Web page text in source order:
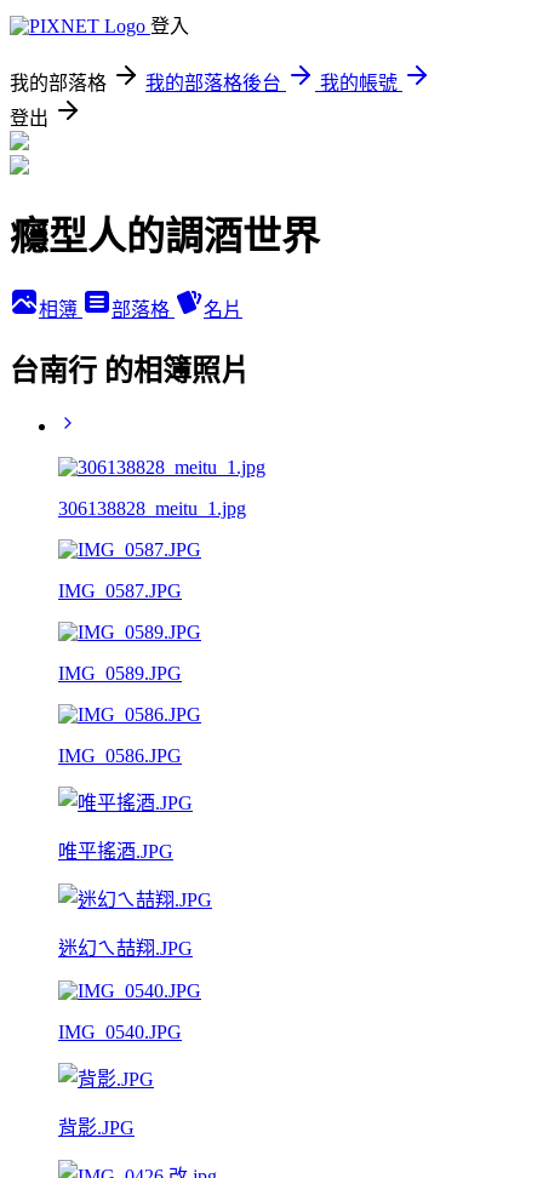
登入
我的部落格 我的部落格後台
我的帳號
登出
癮型人的調酒世界
相簿 部落格 名片
台南行 的相簿照片
306138828_meitu_1.jpg
IMG_0587.JPG
IMG_0589.JPG
IMG_0586.JPG
唯平搖酒.JPG
迷幻ㄟ喆翔.JPG
IMG_0540.JPG
背影.JPG